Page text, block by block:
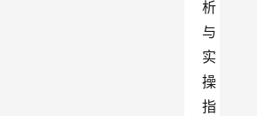
析
与
实
操
指